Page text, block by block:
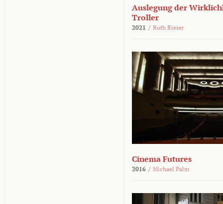
Auslegung der
Troller
2021 / Ruth Rieser
Cinema Futures
2016 / Michael Palm